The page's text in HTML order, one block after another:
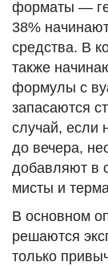
форматы —
38%
средства. В
также
формулы с
запасаются
случай, если
до вечера,
добавляют в
мисты и
В основном
решаются
только